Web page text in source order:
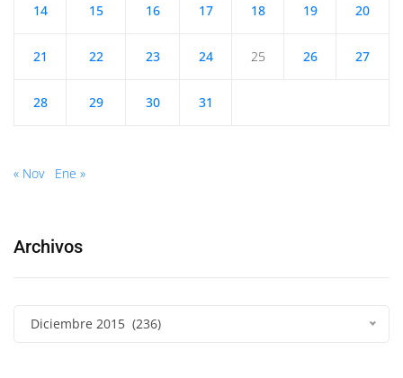
14 15 16 17 18 19 20
21 22 23 24 25 26 27
28 29 30 31
« Nov Ene »
Archivos
Diciembre 2015 (236)